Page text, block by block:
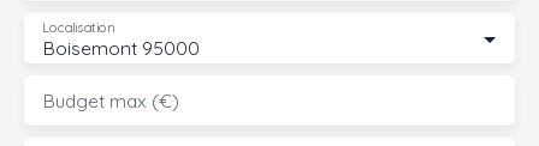
Boisemont 95000
Localisation
Budget max (€)